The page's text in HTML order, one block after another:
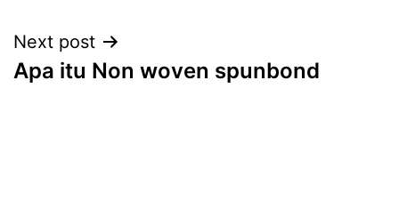
Next post
Apa itu Non woven spunbond